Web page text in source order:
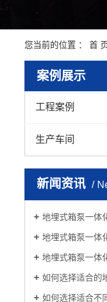
您当前的位置 ：首
案例展示
工程案例
生产车间
新闻资讯
地埋式箱泵一体化系
地埋式箱泵一体化厂家
地埋式箱泵一体化
如何选择适合的
如何选择适合不同用